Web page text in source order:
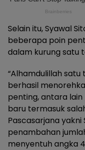
Selain itu, Syawal
beberapa poin
dalam kurung satu
“Alhamdulillah satu
berhasil
penting, antara
baru termasuk
Pascasarjana yakni
penambahan
menyentuh angka